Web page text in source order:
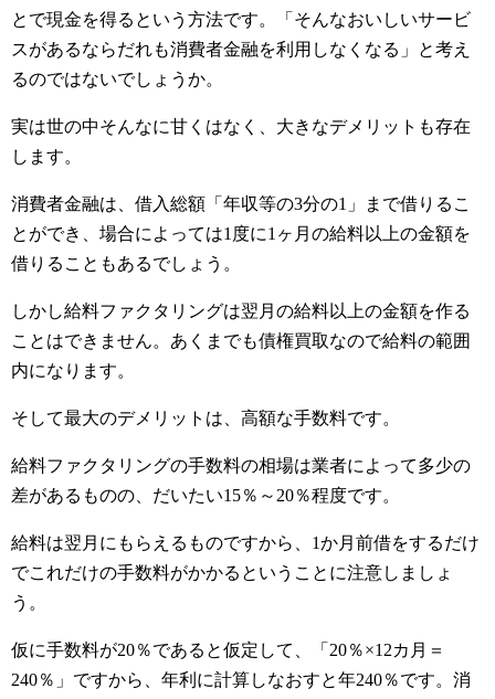
とで現金を得るという方法です。「そんなおいしいサービ
スがあるならだれも消費者金融を利用しなくなる」と考え
るのではないでしょうか。
実は世の中そんなに甘くはなく、大きなデメリットも存在
します。
消費者金融は、借入総額「年収等の3分の1」まで借りるこ
とができ、場合によっては1度に1ヶ月の給料以上の金額を
借りることもあるでしょう。
しかし給料ファクタリングは翌月の給料以上の金額を作る
ことはできません。あくまでも債権買取なので給料の範囲
内になります。
そして最大のデメリットは、高額な手数料です。
給料ファクタリングの手数料の相場は業者によって多少の
差があるものの、だいたい15％～20％程度です。
給料は翌月にもらえるものですから、1か月前借をするだけ
でこれだけの手数料がかかるということに注意しましょ
う。
仮に手数料が20％であると仮定して、「20％×12カ月＝
240％」ですから、年利に計算しなおすと年240％です。消